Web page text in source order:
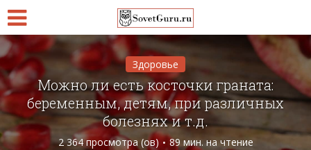
Здоровье
Можно ли есть косточки граната:
беременным, детям, при различных
болезнях и т.д.
2 364 просмотра (ов)
89 мин. на чтение